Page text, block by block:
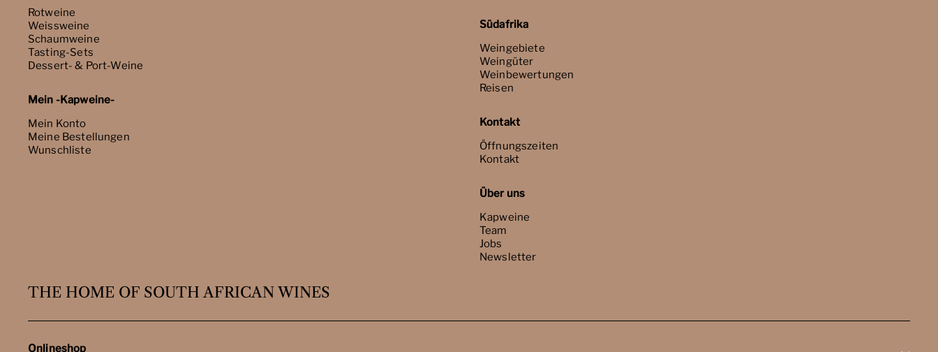
Rotweine
Weissweine
Schaumweine
Tasting-Sets
Dessert- & Port-Weine
Mein -Kapweine-
Mein Konto
Meine Bestellungen
Wunschliste
Südafrika
Weingebiete
Weingüter
Weinbewertungen
Reisen
Kontakt
Öffnungszeiten
Kontakt
Über uns
Kapweine
Team
Jobs
Newsletter
THE HOME OF SOUTH AFRICAN WINES
Onlineshop